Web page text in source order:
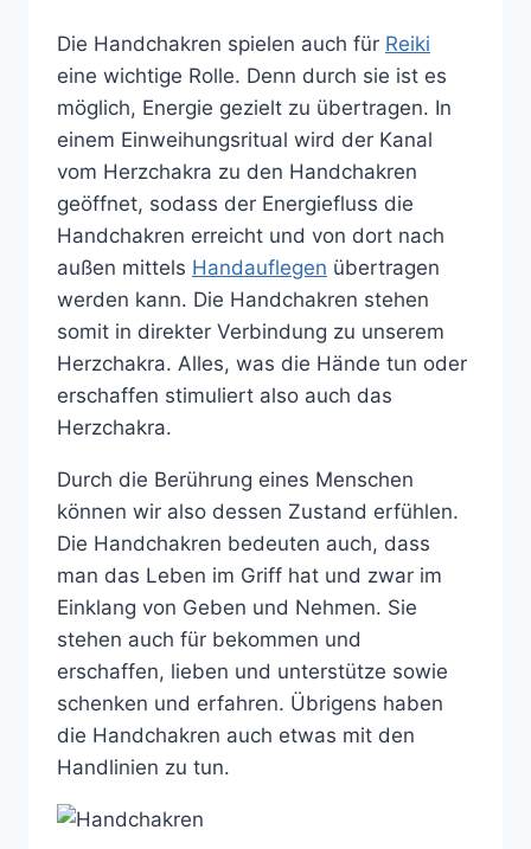
Die Handchakren spielen auch für Reiki
eine wichtige Rolle. Denn durch sie ist es
möglich, Energie gezielt zu übertragen. In
einem Einweihungsritual wird der Kanal
vom Herzchakra zu den Handchakren
geöffnet, sodass der Energiefluss die
Handchakren erreicht und von dort nach
außen mittels Handauflegen übertragen
werden kann. Die Handchakren stehen
somit in direkter Verbindung zu unserem
Herzchakra. Alles, was die Hände tun oder
erschaffen stimuliert also auch das
Herzchakra.
Durch die Berührung eines Menschen
können wir also dessen Zustand erfühlen.
Die Handchakren bedeuten auch, dass
man das Leben im Griff hat und zwar im
Einklang von Geben und Nehmen. Sie
stehen auch für bekommen und
erschaffen, lieben und unterstütze sowie
schenken und erfahren. Übrigens haben
die Handchakren auch etwas mit den
Handlinien zu tun.